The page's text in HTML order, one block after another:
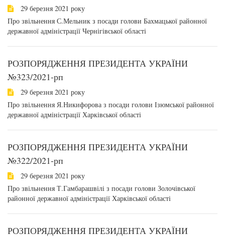
29 березня 2021 року
Про звільнення С.Мельник з посади голови Бахмацької районної
державної адміністрації Чернігівської області
РОЗПОРЯДЖЕННЯ ПРЕЗИДЕНТА УКРАЇНИ
№323/2021-рп
29 березня 2021 року
Про звільнення Я.Никифорова з посади голови Ізюмської районної
державної адміністрації Харківської області
РОЗПОРЯДЖЕННЯ ПРЕЗИДЕНТА УКРАЇНИ
№322/2021-рп
29 березня 2021 року
Про звільнення Т.Гамбарашвілі з посади голови Золочівської
районної державної адміністрації Харківської області
РОЗПОРЯДЖЕННЯ ПРЕЗИДЕНТА УКРАЇНИ